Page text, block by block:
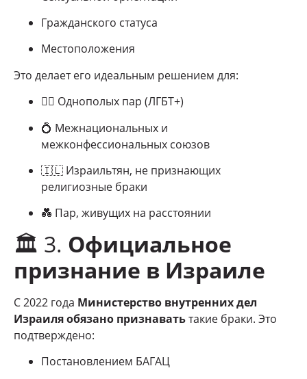
Гражданского статуса
Местоположения
Это делает его идеальным решением для:
🏳️‍🌈 Однополых пар (ЛГБТ+)
💍 Межнациональных и
межконфессиональных союзов
🇮🇱 Израильтян, не признающих
религиозные браки
💑 Пар, живущих на расстоянии
🏛 3. Официальное
признание в Израиле
С 2022 года Министерство внутренних дел
Израиля обязано признаватьтакие браки. Это
подтверждено:
Постановлением БАГАЦ